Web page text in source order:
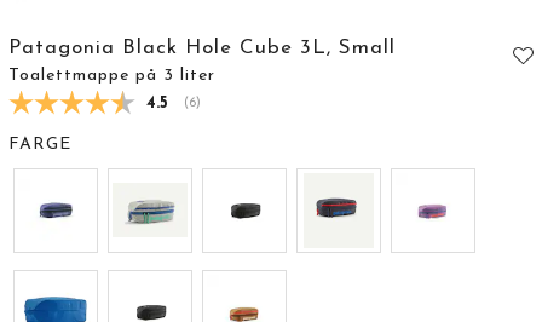
Patagonia Black Hole Cube 3L, Small
Toalettmappe på 3 liter
Gjennomsnittskarakter:
4.5 (stemmer:
6)
FARGE